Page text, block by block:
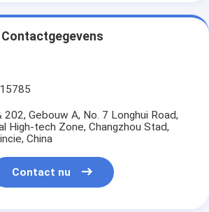
Contactgegevens
202, Gebouw A, No. 7 Longhui Road,
High-tech Zone, Changzhou Stad,
China
Contact nu